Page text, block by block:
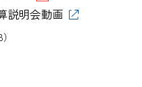
説明会動画